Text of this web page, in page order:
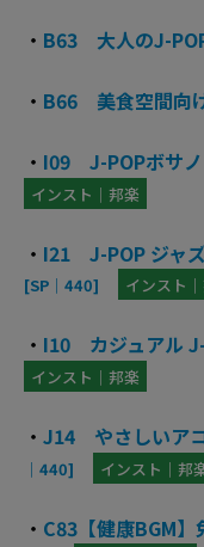
・ B63 大人のJ-
・ B66 美食空間向
・ I09 J-POPボサ
インスト｜邦楽
・ I21 J-POP ジャ
[SP｜440] インスト
・ I10 カジュアル
インスト｜邦楽
・ J14 やさしいア
｜440]
インスト｜邦
・ C83【健康BGM